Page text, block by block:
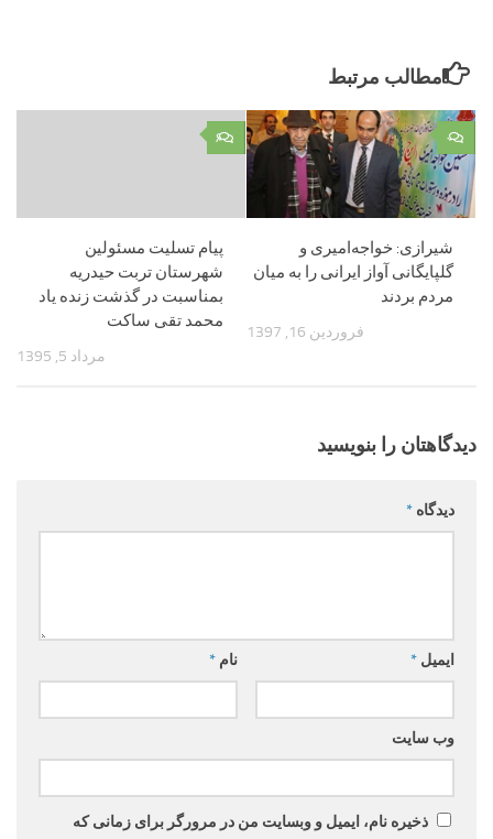
مطالب مرتبط
۶
پیام تسلیت مسئولین
شهرستان تربت حیدریه
بمناسبت در گذشت زنده یاد
محمد تقی ساکت
مرداد 5, 1395
۰
شیرازی: خواجه‌امیری و
گلپایگانی آواز ایرانی را به میان
مردم بردند
فروردین 16, 1397
دیدگاهتان را بنویسید
دیدگاه *
نام * ایمیل *
وب‌ سایت
ذخیره نام، ایمیل و وبسایت من در مرورگر برای زمانی که